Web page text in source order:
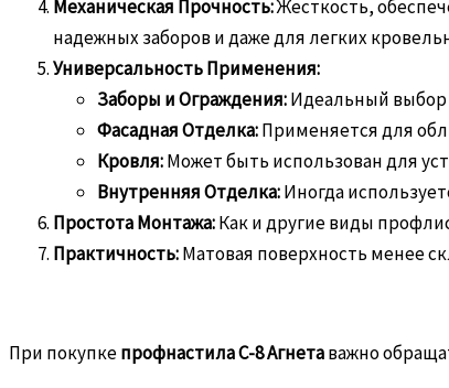
Механическая Прочность:Жесткость,
надежных заборов и даже для легких
Универсальность Применения:
Заборы и Ограждения:Идеальный выбор
Фасадная Отделка:Применяется для
Кровля:Может быть использован для
Внутренняя Отделка:Иногда
Простота Монтажа:Как и другие виды
Практичность:Матовая поверхность менее
При покупкепрофнастила С-8 Агнетаважно